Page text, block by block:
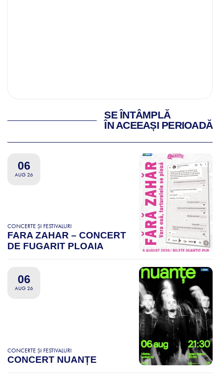
SE ÎNTÂMPLĂ
ÎN ACEEAȘI PERIOADĂ
06
AUG 26
CONCERTE ȘI FESTIVALURI
FARA ZAHAR – CONCERT
DE FUGARIT PLOAIA
06
AUG 26
CONCERTE ȘI FESTIVALURI
CONCERT NUANȚE